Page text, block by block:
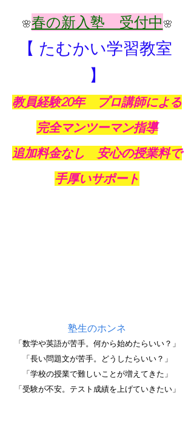
🌸春の新入塾　受付中 🌸
【 たむかい学習教室
】
教員経験20年　プロ講師による
完全マンツーマン指導
追加料金なし　安心の授業料で
手厚いサポート
塾生のホンネ
「数学や英語が苦手。何から始めたらいい？」
「長い問題文が苦手。どうしたらいい？」
「学校の授業で難しいことが増えてきた」
「受験が不安。テスト成績を上げていきたい」